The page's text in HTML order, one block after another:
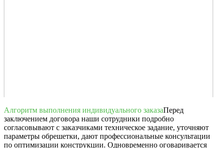
Алгоритм выполнения индивидуального заказаПеред
заключением договора наши сотрудники подробно
согласовывают с заказчиками техническое задание, уточняют
параметры обрешетки, дают профессиональные консультации
по оптимизации конструкции. Одновременно оговаривается